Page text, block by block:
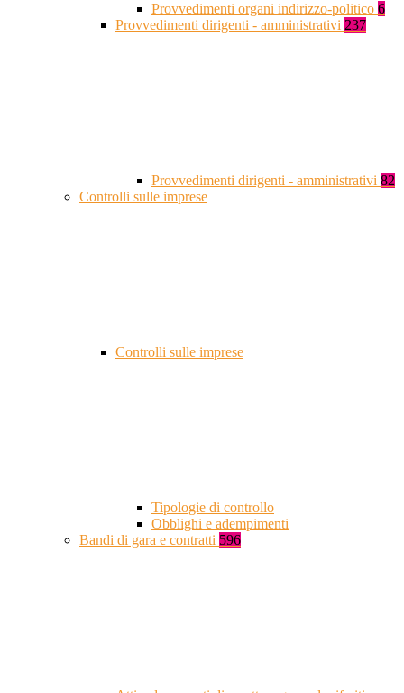
Provvedimenti organi indirizzo-politico 6
Provvedimenti dirigenti - amministrativi 237
Provvedimenti dirigenti - amministrativi 82
Controlli sulle imprese
Controlli sulle imprese
Tipologie di controllo
Obblighi e adempimenti
Bandi di gara e contratti 596